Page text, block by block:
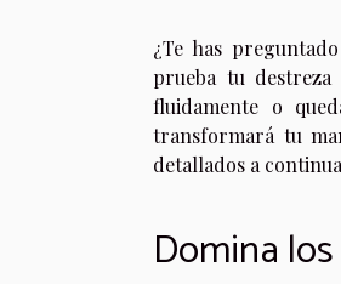
¿Te has
prueba tu
fluidamente o
transformará tu
detallados a
Domina